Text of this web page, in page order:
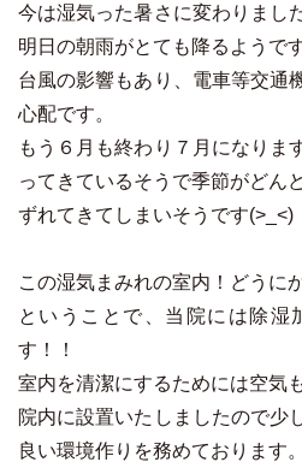
今は湿気った暑さに変わりまし
明日の朝雨がとても降るようです
台風の影響もあり、電車等交通
心配です。
もう６月も終わり７月になりま
ってきているそうで季節がどん
ずれてきてしまいそうです(>_<)
この湿気まみれの室内！どうに
ということで、当院には除湿
す！！
室内を清潔にするためには空気
院内に設置いたしましたので少
良い環境作りを務めております。